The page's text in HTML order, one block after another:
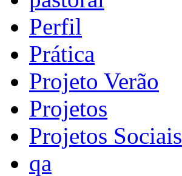
Perfil
Prática
Projeto Verão
Projetos
Projetos Sociais
qa